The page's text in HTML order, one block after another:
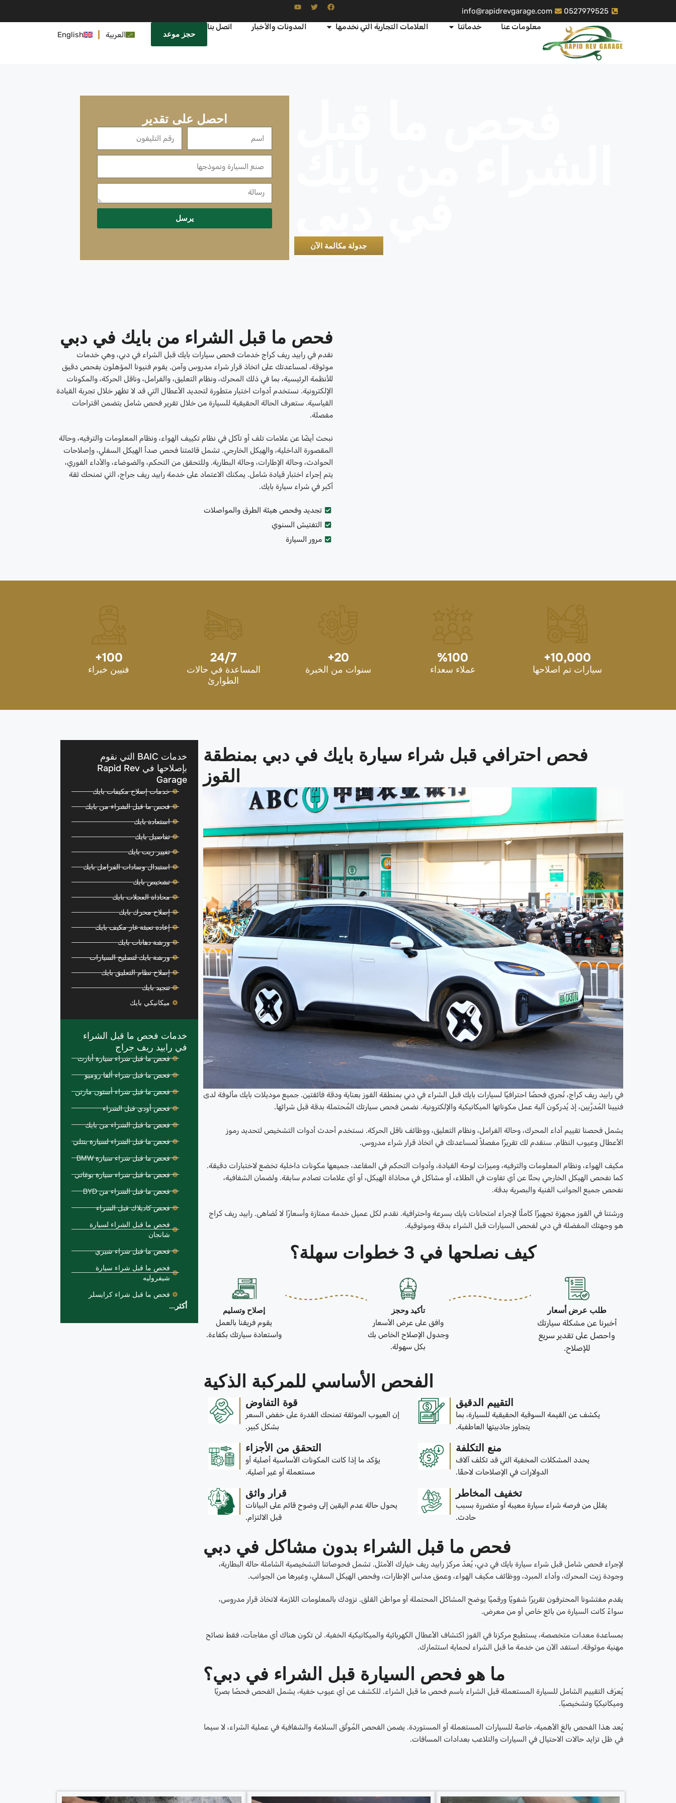
0527979525
info@rapidrevgarage.com
معلومات عنا
خدماتنا العلامات التجارية التي نخدمها المدونات والأخبار اتصل بنا
حجز موعد العربية English
جدولة مكالمة الآن
احصل على تقدير
يرسل
فحص ما قبل الشراء من بايك في دبي
نقدم في رابيد ريف كراج خدمات فحص سيارات بايك قبل الشراء في دبي، وهي خدمات
موثوقة، لمساعدتك على اتخاذ قرار شراء مدروس وآمن. يقوم فنيونا المؤهلون بفحص دقيق
للأنظمة الرئيسية، بما في ذلك المحرك، ونظام التعليق، والفرامل، وناقل الحركة، والمكونات
الإلكترونية. نستخدم أدوات اختبار متطورة لتحديد الأعطال التي قد لا تظهر خلال تجربة القيادة
القياسية. ستعرف الحالة الحقيقية للسيارة من خلال تقرير فحص شامل يتضمن اقتراحات
مفصلة.
نبحث أيضًا عن علامات تلف أو تآكل في نظام تكييف الهواء، ونظام المعلومات والترفيه، وحالة
المقصورة الداخلية، والهيكل الخارجي. تشمل قائمتنا فحص صدأ الهيكل السفلي، وإصلاحات
الحوادث، وحالة الإطارات، وحالة البطارية. وللتحقق من التحكم، والضوضاء، والأداء الفوري،
يتم إجراء اختبار قيادة شامل. يمكنك الاعتماد على خدمة رابيد ريف جراج، التي تمنحك ثقة
أكبر في شراء سيارة بايك.
تجديد وفحص هيئة الطرق والمواصلات
التفتيش السنوي
مرور السيارة
10,000
+
سيارات تم اصلاحها
100
%
عملاء سعداء
20
+
سنوات من الخبرة
24/7
المساعدة في حالات
الطوارئ
100
+
فنيين خبراء
فحص احترافي قبل شراء سيارة بايك في دبي بمنطقة
القوز
في رابيد ريف كراج، نُجري فحصًا احترافيًا لسيارات بايك قبل الشراء في دبي بمنطقة القوز بعناية ودقة فائقتين. جميع موديلات بايك مألوفة لدى
فنيينا المُدرَّبين، إذ يُدركون آلية عمل مكوناتها الميكانيكية والإلكترونية. نضمن فحص سيارتك المُحتملة بدقة قبل شرائها.
يشمل فحصنا تقييم أداء المحرك، وحالة الفرامل، ونظام التعليق، ووظائف ناقل الحركة. نستخدم أحدث أدوات التشخيص لتحديد رموز
الأعطال وعيوب النظام. سنقدم لك تقريرًا مفصلاً لمساعدتك في اتخاذ قرار شراء مدروس.
مكيف الهواء، ونظام المعلومات والترفيه، وميزات لوحة القيادة، وأدوات التحكم في المقاعد، جميعها مكونات داخلية تخضع لاختبارات دقيقة.
كما نفحص الهيكل الخارجي بحثًا عن أي تفاوت في الطلاء، أو مشاكل في محاذاة الهيكل، أو أي علامات تصادم سابقة. ولضمان الشفافية،
نفحص جميع الجوانب الفنية والبصرية بدقة.
ورشتنا في القوز مجهزة تجهيزًا كاملًا لإجراء امتحانات بايك بسرعة واحترافية. نقدم لكل عميل خدمة ممتازة وأسعارًا لا تُضاهى. رابيد ريف كراج
هو وجهتك المفضلة في دبي لفحص السيارات قبل الشراء بدقة وموثوقية.
كيف نصلحها في 3 خطوات سهلة؟
طلب عرض أسعار
أخبرنا عن مشكلة سيارتك
واحصل على تقدير سريع
للإصلاح.
تأكيد وحجز
وافق على عرض الأسعار
وجدول الإصلاح الخاص بك
بكل سهولة.
إصلاح وتسليم
يقوم فريقنا بالعمل
واستعادة سيارتك بكفاءة.
الفحص الأساسي للمركبة الذكية
التقييم الدقيق
يكشف عن القيمة السوقية الحقيقية للسيارة، بما
يتجاوز جاذبيتها العاطفية.
قوة التفاوض
إن العيوب الموثقة تمنحك القدرة على خفض السعر
بشكل كبير.
منع التكلفة
يحدد المشكلات المخفية التي قد تكلف آلاف
الدولارات في الإصلاحات لاحقًا.
التحقق من الأجزاء
يؤكد ما إذا كانت المكونات الأساسية أصلية أو
مستعملة أو غير أصلية.
تخفيف المخاطر
يقلل من فرصة شراء سيارة معيبة أو متضررة بسبب
حادث.
قرار واثق
يحول حالة عدم اليقين إلى وضوح قائم على البيانات
قبل الالتزام.
فحص ما قبل الشراء بدون مشاكل في دبي
لإجراء فحص شامل قبل شراء سيارة بايك في دبي، يُعدّ مركز رابيد ريف خيارك الأمثل. تشمل فحوصاتنا التشخيصية الشاملة حالة البطارية،
وجودة زيت المحرك، وأداء المبرد، ووظائف مكيف الهواء، وعمق مداس الإطارات، وفحص الهيكل السفلي، وغيرها من الجوانب.
يقدم مفتشونا المحترفون تقريرًا شفويًا ورقميًا يوضح المشاكل المحتملة أو مواطن القلق. نزودك بالمعلومات اللازمة لاتخاذ قرار مدروس،
سواءً كانت السيارة من بائع خاص أو من معرض.
بمساعدة معدات متخصصة، يستطيع مركزنا في القوز اكتشاف الأعطال الكهربائية والميكانيكية الخفية. لن تكون هناك أي مفاجآت، فقط نصائح
مهنية موثوقة. استفد الآن من خدمة ما قبل الشراء لحماية استثمارك.
ما هو فحص السيارة قبل الشراء في دبي؟
يُعرَف التقييم الشامل للسيارة المستعملة قبل الشراء باسم فحص ما قبل الشراء. للكشف عن أي عيوب خفية، يشمل الفحص فحصًا بصريًا
وميكانيكيًا وتشخيصيًا.
يُعد هذا الفحص بالغ الأهمية، خاصةً للسيارات المستعملة أو المستوردة. يضمن الفحص المُوثَّق السلامة والشفافية في عملية الشراء، لا سيما
في ظل تزايد حالات الاحتيال في السيارات والتلاعب بعدادات المسافات.
خدمات BAIC التي نقوم
بإصلاحها في Rapid Rev
Garage
خدمات إصلاح مكيفات بايك
فحص ما قبل الشراء من بايك
استعادة بايك
تفاصيل بايك
تغيير زيت بايك
استبدال وسادات الفرامل بايك
تشخيص بايك
محاذاة العجلات بايك
إصلاح محرك بايك
إعادة تعبئة غاز مكيف بايك
ورشة دهانات بايك
ورشة بايك لتصليح السيارات
إصلاح نظام التعليق بايك
تنجيد بايك
ميكانيكي بايك
خدمات فحص ما قبل الشراء
في رابيد ريف جراج
فحص ما قبل شراء سيارة أبارث
فحص ما قبل شراء ألفا روميو
فحص ما قبل شراء أستون مارتن
فحص أودي قبل الشراء
فحص ما قبل الشراء من بايك
فحص ما قبل الشراء لسيارة بنتلي
فحص ما قبل شراء سيارة BMW
فحص ما قبل شراء سيارة بوغاتي
فحص ما قبل الشراء من BYD
فحص كاديلاك قبل الشراء
فحص ما قبل الشراء لسيارة
شانجان
فحص ما قبل شراء شيري
فحص ما قبل شراء سيارة
شيفروليه
فحص ما قبل شراء كرايسلر
أكثر...